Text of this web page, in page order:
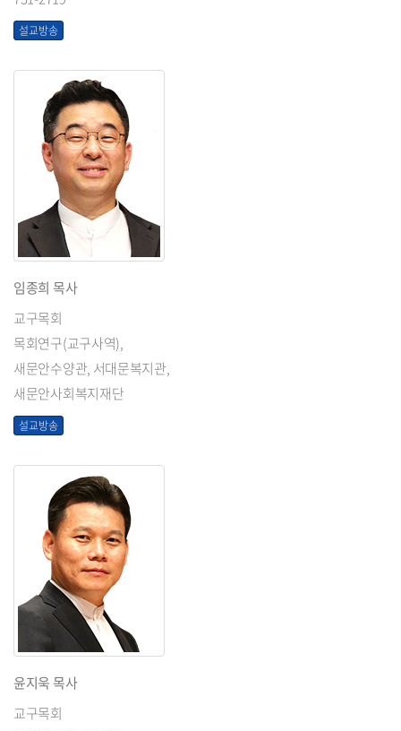
설교방송
임종희 목사
교구목회
목회연구(교구사역),
새문안수양관, 서대문복지관,
새문안사회복지재단
설교방송
윤지욱 목사
교구목회